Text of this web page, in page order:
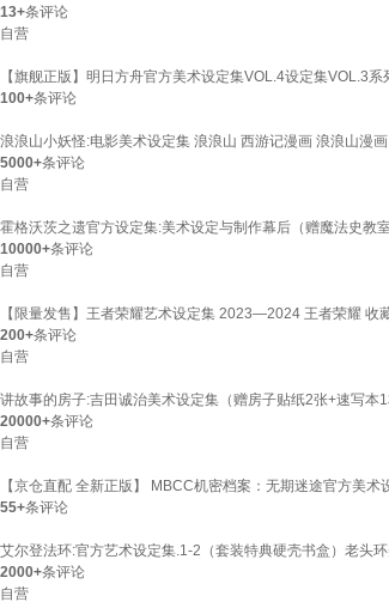
13+条评论
自营
【旗舰正版】明日方舟官方美术设定集VOL.4设定集VOL.3
100+条评论
浪浪山小妖怪:电影美术设定集 浪浪山 西游记漫画 浪浪山漫
5000+条评论
自营
霍格沃茨之遗官方设定集:美术设定与制作幕后（赠魔法史教
10000+条评论
自营
【限量发售】王者荣耀艺术设定集 2023—2024 王者荣耀
200+条评论
自营
讲故事的房子:吉田诚治美术设定集（赠房子贴纸2张+速写本
20000+条评论
自营
【京仓直配 全新正版】 MBCC机密档案：无期迷途官方美术
55+条评论
艾尔登法环:官方艺术设定集.1-2（套装特典硬壳书盒）老头
2000+条评论
自营